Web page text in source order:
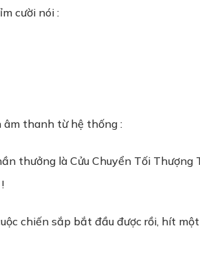
cười nói :
âm thanh từ hệ thống :
thưởng là Cửu Chuyển Tối
chiến sắp bắt đầu được rồi, hít